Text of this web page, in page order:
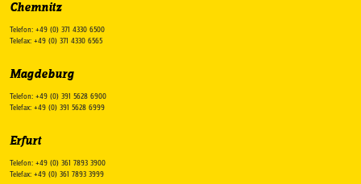
Chemnitz
Telefon: +49 (0) 371 4330 6500
Telefax: +49 (0) 371 4330 6565
Magdeburg
Telefon: +49 (0) 391 5628 6900
Telefax: +49 (0) 391 5628 6999
Erfurt
Telefon: +49 (0) 361 7893 3900
Telefax: +49 (0) 361 7893 3999